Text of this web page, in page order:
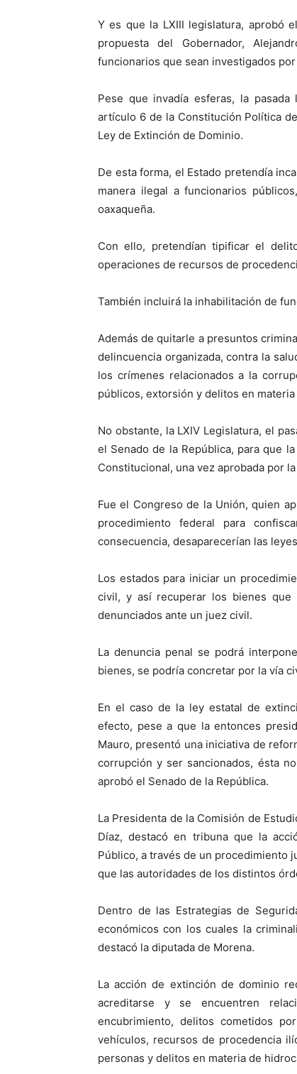
Y es que la LXIII legislatura, aprobó
propuesta del Gobernador,
funcionarios que sean investigados
Pese que invadía esferas, la
artículo 6 de la Constitución Política
Ley de Extinción de Dominio.
De esta forma, el Estado pretendía
manera ilegal a funcionarios
oaxaqueña.
Con ello, pretendían tipificar el
operaciones de recursos de
También incluirá la inhabilitación de
Además de quitarle a presuntos
delincuencia organizada, contra la
los crímenes relacionados a la
públicos, extorsión y delitos en
No obstante, la LXIV Legislatura, el
el Senado de la República, para que
Constitucional, una vez aprobada por
Fue el Congreso de la Unión, quien
procedimiento federal para
consecuencia, desaparecerían las
Los estados para iniciar un
civil, y así recuperar los bienes que
denunciados ante un juez civil.
La denuncia penal se podrá
bienes, se podría concretar por la vía
En el caso de la ley estatal de
efecto, pese a que la entonces
Mauro, presentó una iniciativa de
corrupción y ser sancionados, ésta
aprobó el Senado de la República.
La Presidenta de la Comisión de
Díaz, destacó en tribuna que la
Público, a través de un procedimiento
que las autoridades de los distintos
Dentro de las Estrategias de
económicos con los cuales la
destacó la diputada de Morena.
La acción de extinción de dominio
acreditarse y se encuentren
encubrimiento, delitos cometidos
vehículos, recursos de procedencia
personas y delitos en materia de